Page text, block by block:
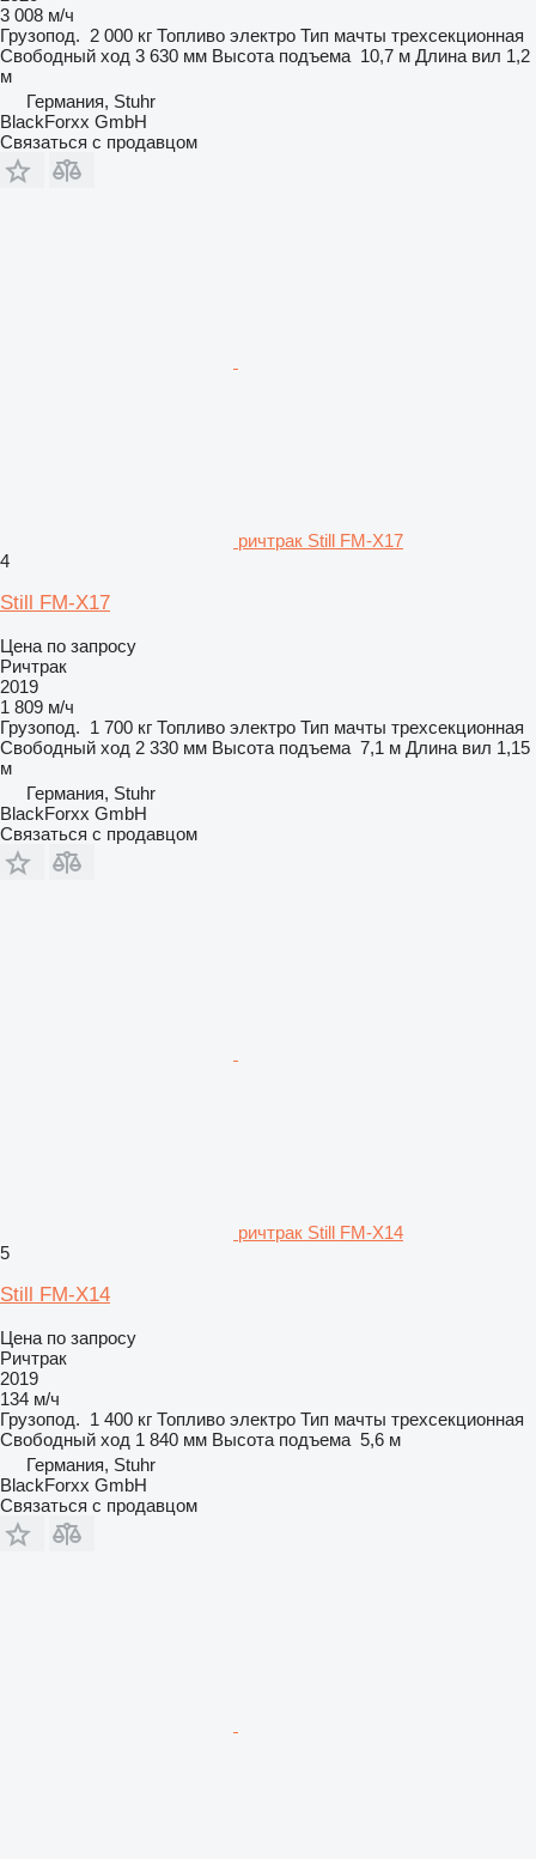
3 008 м/ч
Грузопод. 2 000 кг Топливо электро Тип мачты трехсекционная
Свободный ход 3 630 мм Высота подъема 10,7 м Длина вил 1,2
м
Германия, Stuhr
BlackForxx GmbH
Связаться с продавцом
ричтрак Still FM-X17
4
Still FM-X17
Цена по запросу
Ричтрак
2019
1 809 м/ч
Грузопод. 1 700 кг Топливо электро Тип мачты трехсекционная
Свободный ход 2 330 мм Высота подъема 7,1 м Длина вил 1,15
м
Германия, Stuhr
BlackForxx GmbH
Связаться с продавцом
ричтрак Still FM-X14
5
Still FM-X14
Цена по запросу
Ричтрак
2019
134 м/ч
Грузопод. 1 400 кг Топливо электро Тип мачты трехсекционная
Свободный ход 1 840 мм Высота подъема 5,6 м
Германия, Stuhr
BlackForxx GmbH
Связаться с продавцом